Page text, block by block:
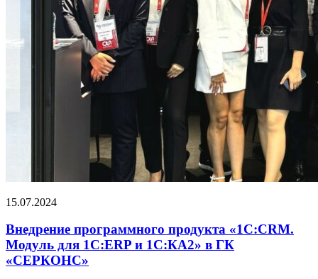
15.07.2024
Внедрение программного продукта «1С:CRM.
Модуль для 1С:ERP и 1С:КА2» в ГК
«СЕРКОНС»